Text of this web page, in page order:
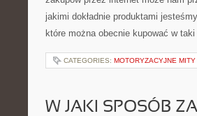
jakimi dokładnie produktami
które można obecnie kupować w
CATEGORIES: MOTORYZACYJNE
W JAKI SPOSÓB